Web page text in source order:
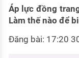
CÔNG TY
Mẫu CV đơn giản
Bảo hiểm và
Thuế thu nhập
Áp lực đồng
Làm thế nào để
Đăng bài: 17:20